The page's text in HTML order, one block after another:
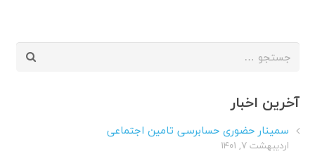
جستجو
آخرین اخبار
سمینار حضوری حسابرسی تامین اجتماعی
اردیبهشت ۷, ۱۴۰۱